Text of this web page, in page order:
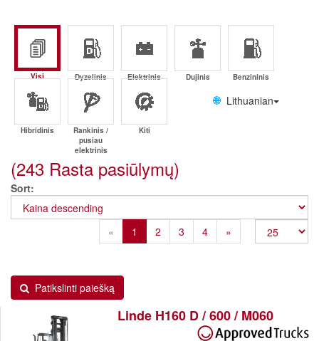
Visi Dyzelinis Elektrinis Dujinis Benzininis
Hibridinis
Rankinis /
pusiau
elektrinis
Kiti
Lithuanian
(243 Rasta pasiūlymų)
Sort
« Previous
1 2 3 4 »
Patikslinti paiešką
Linde H160 D / 600 / M060